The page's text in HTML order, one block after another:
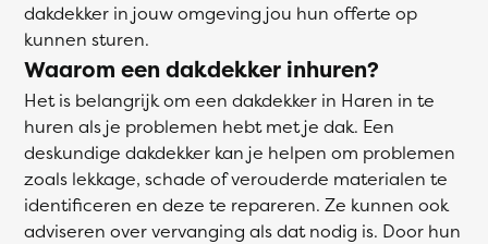
dakdekker in jouw omgeving jou hun offerte op
kunnen sturen.
Waarom een dakdekker inhuren?
Het is belangrijk om een dakdekker in Haren in te
huren als je problemen hebt met je dak. Een
deskundige dakdekker kan je helpen om problemen
zoals lekkage, schade of verouderde materialen te
identificeren en deze te repareren. Ze kunnen ook
adviseren over vervanging als dat nodig is. Door hun